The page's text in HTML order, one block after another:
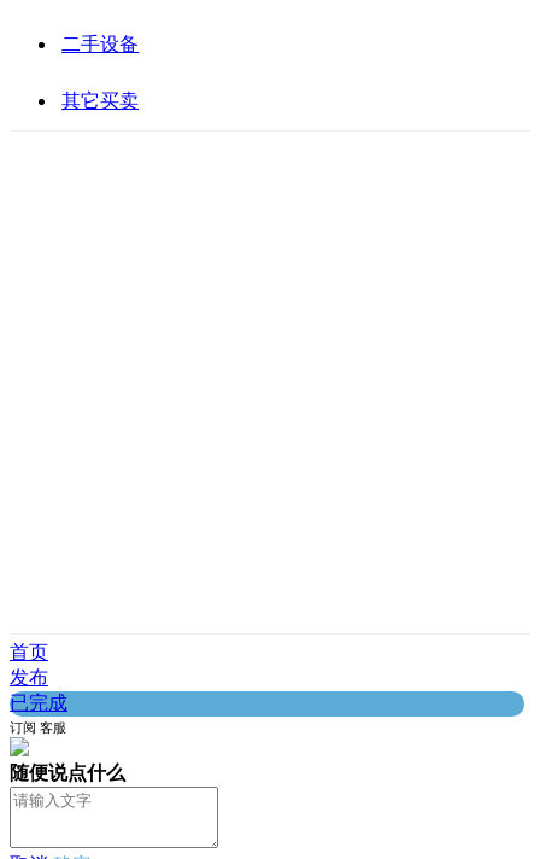
二手设备
其它买卖
首页
发布
已完成
订阅 客服
随便说点什么